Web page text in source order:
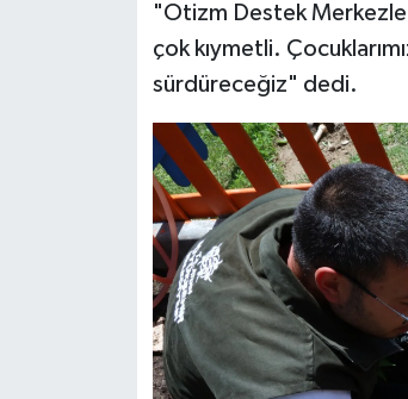
"Otizm Destek
çok kıymetli.
sürdüreceğiz" dedi.